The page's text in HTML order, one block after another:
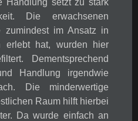
Handlung setzt zu stark
Die erwachsenen
im Ansatz in
erlebt hat, wurden hier
Dementsprechend
Handlung irgendwie
Die minderwertige
Raum hilft hierbei
Da wurde einfach an